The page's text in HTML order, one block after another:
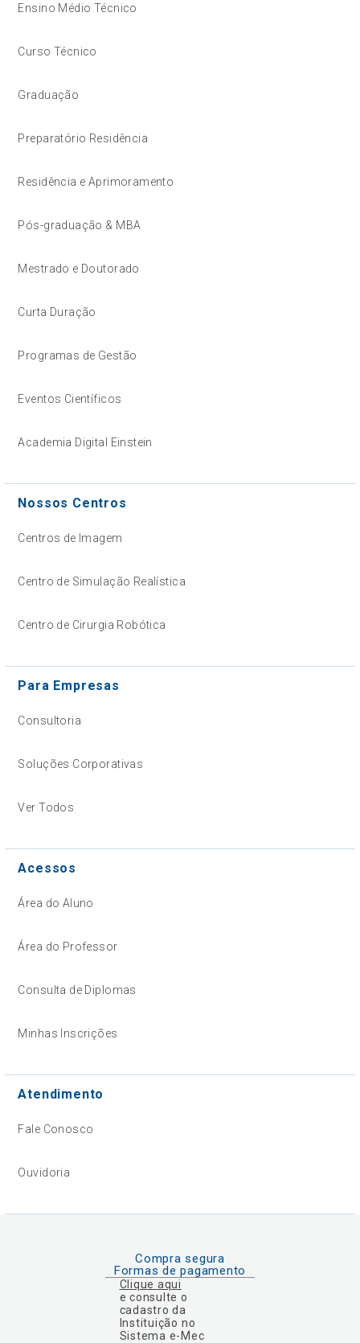
Ensino Médio Técnico
Curso Técnico
Graduação
Preparatório Residência
Residência e Aprimoramento
Pós-graduação & MBA
Mestrado e Doutorado
Curta Duração
Programas de Gestão
Eventos Científicos
Academia Digital Einstein
Nossos Centros
Centros de Imagem
Centro de Simulação Realística
Centro de Cirurgia Robótica
Para Empresas
Consultoria
Soluções Corporativas
Ver Todos
Acessos
Área do Aluno
Área do Professor
Consulta de Diplomas
Minhas Inscrições
Atendimento
Fale Conosco
Ouvidoria
Compra segura
Formas de pagamento
Clique aqui
e consulte o
cadastro da
Instituição no
Sistema e-Mec